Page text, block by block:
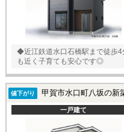
◆近江鉄道水口石橋駅まで徒歩
も近く子育ても安心です◎
値下がり 甲賀市水口町八坂の新
一戸建て